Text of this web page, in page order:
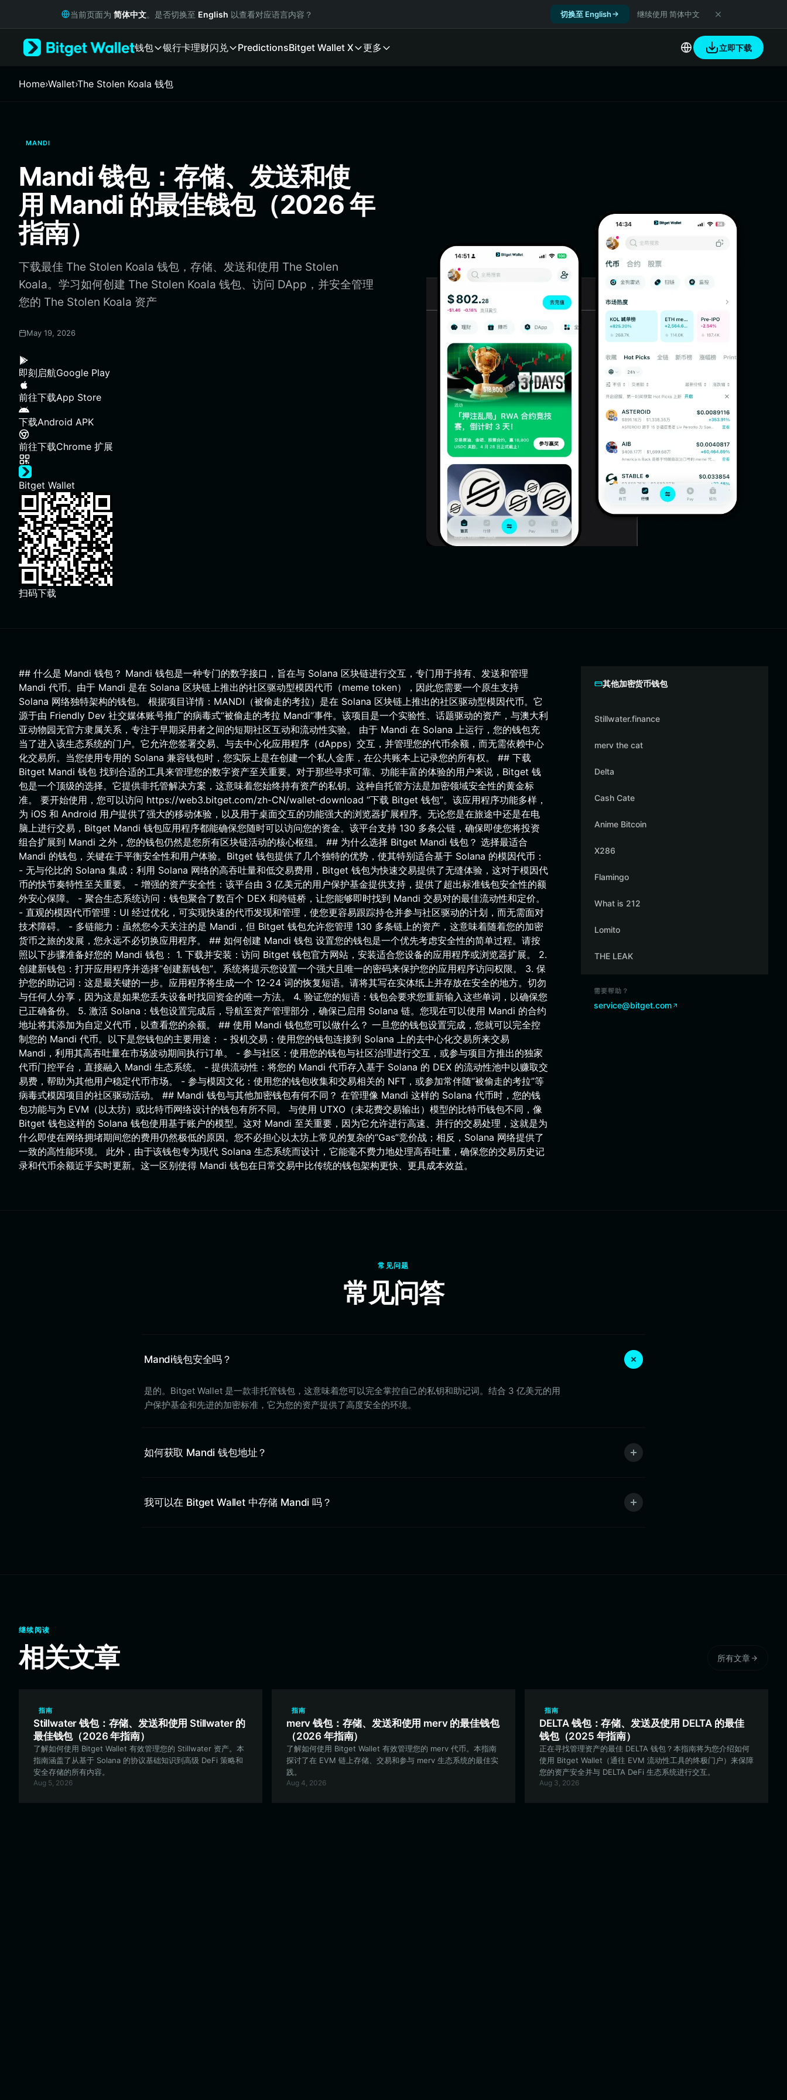
Русский
Italiano
繁體中文
Bahasa Indonesia
ภาษาไทย
Español
Português (Brasil)
Español (Argentina)
当前页面为 简体中文。是否切换至 English 以查看对应语言内容？ 切换至 English 继续使用 简体中文
钱包 银行卡理财闪兑 PredictionsBitget Wallet X 更多 立即下载
Home›Wallet›The Stolen Koala 钱包
MANDI
Mandi 钱包：存储、发送和使
用 Mandi 的最佳钱包（2026 年
指南）
下载最佳 The Stolen Koala 钱包，存储、发送和使用 The Stolen
Koala。学习如何创建 The Stolen Koala 钱包、访问 DApp，并安全管理
您的 The Stolen Koala 资产
May 19, 2026
即刻启航Google Play
前往下载App Store
下载Android APK
前往下载Chrome 扩展
Bitget Wallet
扫码下载
## 什么是 Mandi 钱包？ Mandi 钱包是一种专门的数字接口，旨在与 Solana 区块链进行交互，专门用于持有、发送和管理
Mandi 代币。由于 Mandi 是在 Solana 区块链上推出的社区驱动型模因代币（meme token），因此您需要一个原生支持
Solana 网络独特架构的钱包。 根据项目详情：MANDI（被偷走的考拉）是在 Solana 区块链上推出的社区驱动型模因代币。它
源于由 Friendly Dev 社交媒体账号推广的病毒式“被偷走的考拉 Mandi”事件。该项目是一个实验性、话题驱动的资产，与澳大利
亚动物园无官方隶属关系，专注于早期采用者之间的短期社区互动和流动性实验。 由于 Mandi 在 Solana 上运行，您的钱包充
当了进入该生态系统的门户。它允许您签署交易、与去中心化应用程序（dApps）交互，并管理您的代币余额，而无需依赖中心
化交易所。当您使用专用的 Solana 兼容钱包时，您实际上是在创建一个私人金库，在公共账本上记录您的所有权。 ## 下载
Bitget Mandi 钱包 找到合适的工具来管理您的数字资产至关重要。对于那些寻求可靠、功能丰富的体验的用户来说，Bitget 钱
包是一个顶级的选择。它提供非托管解决方案，这意味着您始终持有资产的私钥。这种自托管方法是加密领域安全性的黄金标
准。 要开始使用，您可以访问 https://web3.bitget.com/zh-CN/wallet-download “下载 Bitget 钱包”。该应用程序功能多样，
为 iOS 和 Android 用户提供了强大的移动体验，以及用于桌面交互的功能强大的浏览器扩展程序。无论您是在旅途中还是在电
脑上进行交易，Bitget Mandi 钱包应用程序都能确保您随时可以访问您的资金。该平台支持 130 多条公链，确保即使您将投资
组合扩展到 Mandi 之外，您的钱包仍然是您所有区块链活动的核心枢纽。 ## 为什么选择 Bitget Mandi 钱包？ 选择最适合
Mandi 的钱包，关键在于平衡安全性和用户体验。Bitget 钱包提供了几个独特的优势，使其特别适合基于 Solana 的模因代币：
- 无与伦比的 Solana 集成：利用 Solana 网络的高吞吐量和低交易费用，Bitget 钱包为快速交易提供了无缝体验，这对于模因代
币的快节奏特性至关重要。 - 增强的资产安全性：该平台由 3 亿美元的用户保护基金提供支持，提供了超出标准钱包安全性的额
外安心保障。 - 聚合生态系统访问：钱包聚合了数百个 DEX 和跨链桥，让您能够即时找到 Mandi 交易对的最佳流动性和定价。
- 直观的模因代币管理：UI 经过优化，可实现快速的代币发现和管理，使您更容易跟踪持仓并参与社区驱动的计划，而无需面对
技术障碍。 - 多链能力：虽然您今天关注的是 Mandi，但 Bitget 钱包允许您管理 130 多条链上的资产，这意味着随着您的加密
货币之旅的发展，您永远不必切换应用程序。 ## 如何创建 Mandi 钱包 设置您的钱包是一个优先考虑安全性的简单过程。请按
照以下步骤准备好您的 Mandi 钱包： 1. 下载并安装：访问 Bitget 钱包官方网站，安装适合您设备的应用程序或浏览器扩展。 2.
创建新钱包：打开应用程序并选择“创建新钱包”。系统将提示您设置一个强大且唯一的密码来保护您的应用程序访问权限。 3. 保
护您的助记词：这是最关键的一步。应用程序将生成一个 12-24 词的恢复短语。请将其写在实体纸上并存放在安全的地方。切勿
与任何人分享，因为这是如果您丢失设备时找回资金的唯一方法。 4. 验证您的短语：钱包会要求您重新输入这些单词，以确保您
已正确备份。 5. 激活 Solana：钱包设置完成后，导航至资产管理部分，确保已启用 Solana 链。您现在可以使用 Mandi 的合约
地址将其添加为自定义代币，以查看您的余额。 ## 使用 Mandi 钱包您可以做什么？ 一旦您的钱包设置完成，您就可以完全控
制您的 Mandi 代币。以下是您钱包的主要用途： - 投机交易：使用您的钱包连接到 Solana 上的去中心化交易所来交易
Mandi，利用其高吞吐量在市场波动期间执行订单。 - 参与社区：使用您的钱包与社区治理进行交互，或参与项目方推出的独家
代币门控平台，直接融入 Mandi 生态系统。 - 提供流动性：将您的 Mandi 代币存入基于 Solana 的 DEX 的流动性池中以赚取交
易费，帮助为其他用户稳定代币市场。 - 参与模因文化：使用您的钱包收集和交易相关的 NFT，或参加常伴随“被偷走的考拉”等
病毒式模因项目的社区驱动活动。 ## Mandi 钱包与其他加密钱包有何不同？ 在管理像 Mandi 这样的 Solana 代币时，您的钱
包功能与为 EVM（以太坊）或比特币网络设计的钱包有所不同。 与使用 UTXO（未花费交易输出）模型的比特币钱包不同，像
Bitget 钱包这样的 Solana 钱包使用基于账户的模型。这对 Mandi 至关重要，因为它允许进行高速、并行的交易处理，这就是为
什么即使在网络拥堵期间您的费用仍然极低的原因。您不必担心以太坊上常见的复杂的“Gas”竞价战；相反，Solana 网络提供了
一致的高性能环境。 此外，由于该钱包专为现代 Solana 生态系统而设计，它能毫不费力地处理高吞吐量，确保您的交易历史记
录和代币余额近乎实时更新。这一区别使得 Mandi 钱包在日常交易中比传统的钱包架构更快、更具成本效益。
其他加密货币钱包
Stillwater.finance
merv the cat
Delta
Cash Cate
Anime Bitcoin
X286
Flamingo
What is 212
Lomito
THE LEAK
需要帮助？
service@bitget.com
常见问题
常见问答
Mandi钱包安全吗？
是的。Bitget Wallet 是一款非托管钱包，这意味着您可以完全掌控自己的私钥和助记词。结合 3 亿美元的用
户保护基金和先进的加密标准，它为您的资产提供了高度安全的环境。
如何获取 Mandi 钱包地址？
我可以在 Bitget Wallet 中存储 Mandi 吗？
继续阅读
相关文章 所有文章
指南
Stillwater 钱包：存储、发送和使用 Stillwater 的
最佳钱包（2026 年指南）
了解如何使用 Bitget Wallet 有效管理您的 Stillwater 资产。本
指南涵盖了从基于 Solana 的协议基础知识到高级 DeFi 策略和
安全存储的所有内容。
Aug 5, 2026
指南
merv 钱包：存储、发送和使用 merv 的最佳钱包
（2026 年指南）
了解如何使用 Bitget Wallet 有效管理您的 merv 代币。本指南
探讨了在 EVM 链上存储、交易和参与 merv 生态系统的最佳实
践。
Aug 4, 2026
指南
DELTA 钱包：存储、发送及使用 DELTA 的最佳
钱包（2025 年指南）
正在寻找管理资产的最佳 DELTA 钱包？本指南将为您介绍如何
使用 Bitget Wallet（通往 EVM 流动性工具的终极门户）来保障
您的资产安全并与 DELTA DeFi 生态系统进行交互。
Aug 3, 2026